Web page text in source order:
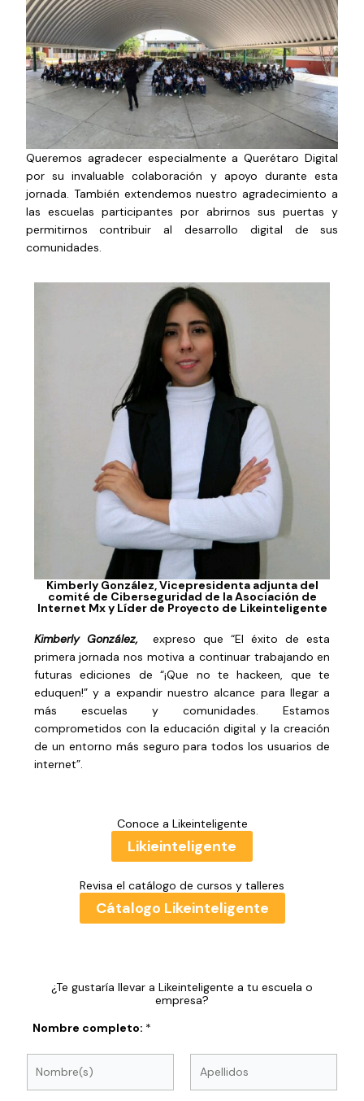
Queremos agradecer especialmente a Querétaro Digital
por su invaluable colaboración y apoyo durante esta
jornada. También extendemos nuestro agradecimiento a
las escuelas participantes por abrirnos sus puertas y
permitirnos contribuir al desarrollo digital de sus
comunidades.
Kimberly González, Vicepresidenta adjunta del
comité de Ciberseguridad de la Asociación de
Internet Mx y Líder de Proyecto de Likeinteligente
Kimberly González, expreso que “El éxito de esta
primera jornada nos motiva a continuar trabajando en
futuras ediciones de “¡Que no te hackeen, que te
eduquen!” y a expandir nuestro alcance para llegar a
más escuelas y comunidades. Estamos
comprometidos con la educación digital y la creación
de un entorno más seguro para todos los usuarios de
internet”.
Conoce a Likeinteligente
Likieinteligente
Revisa el catálogo de cursos y talleres
Cátalogo Likeinteligente
¿Te gustaría llevar a Likeinteligente a tu escuela o
empresa?
Nombre completo: *